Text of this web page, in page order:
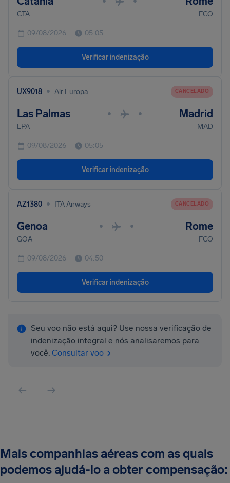
CTA FCO
09/08/2026 05:05
Verificar indenização
UX9018 • Air Europa CANCELADO
Las Palmas • • Madrid
LPA MAD
09/08/2026 05:05
Verificar indenização
AZ1380 • ITA Airways CANCELADO
Genoa • • Rome
GOA FCO
09/08/2026 04:50
Verificar indenização
Seu voo não está aqui? Use nossa verificação de
indenização integral e nós analisaremos para
você. Consultar voo
Mais companhias aéreas com as quais
podemos ajudá-lo a obter compensação: